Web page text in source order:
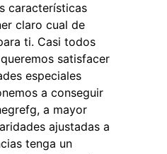
características
claro cual de
ti. Casi todos
satisfacer
especiales
a conseguir
a mayor
ajustadas a
tenga un